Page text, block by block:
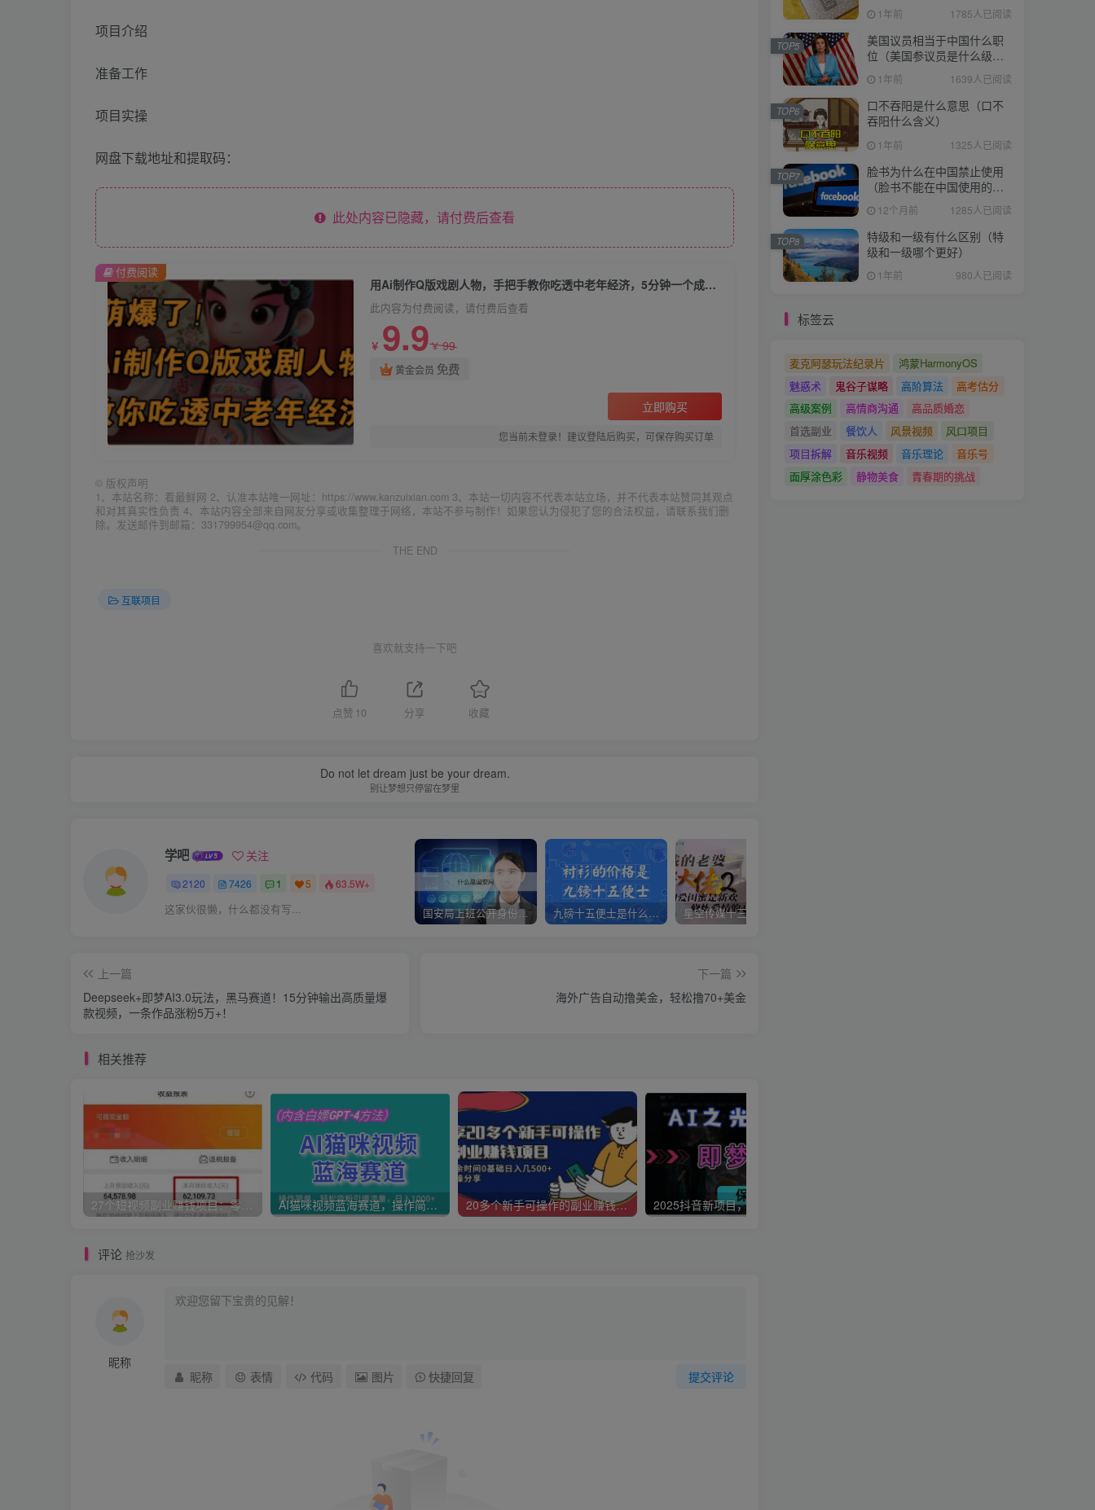
项目介绍
准备工作
项目实操
网盘下载地址和提取码：
此处内容已隐藏，请付费后查看
用Ai制作Q版戏剧人物，手把手教你吃透中老年经济，5分钟一个成品，多渠道变现
此内容为付费阅读，请付费后查看
￥ 9.9￥99
黄金会员 免费
立即购买
您当前未登录！建议登陆后购买，可保存购买订单
付费阅读
© 版权声明
1、本站名称：看最鲜网 2、认准本站唯一网址：https://www.kanzuixian.com 3、本站一切内容不代表本站立场，并不代表本站赞同其观点
和对其真实性负责 4、本站内容全部来自网友分享或收集整理于网络，本站不参与制作！如果您认为侵犯了您的合法权益，请联系我们删
除。发送邮件到邮箱：331799954@qq.com。
THE END
互联项目
喜欢就支持一下吧
点赞 10 分享 收藏
Do not let dream just be your dream.
别让梦想只停留在梦里
学吧 关注
2120 7426 1 5 63.5W+
这家伙很懒，什么都没有写... 国安局上班公开身份是什么（国安身份对家人保密吗） 九磅十五便士是什么意思（九磅十五便士是什么梗）
上一篇
Deepseek+即梦AI3.0玩法，黑马赛道！15分钟输出高质量爆
款视频，一条作品涨粉5万+！
下一篇
海外广告自动撸美金，轻松撸70+美金
相关推荐
AI猫咪视频蓝海赛道，操作简单日入1000+（内含白嫖GPT4方法） 20多个新手可操作的副业赚钱项目：业余时间0基础日入几500+实操分享
评论 抢沙发
昵称
提交评论
昵称 表情 代码 图片 快捷回复
1年前 1785人已阅读
美国议员相当于中国什么职
位（美国参议员是什么级
别）1年前 1639人已阅读
TOP5
口不吞阳是什么意思（口不
吞阳什么含义）
1年前 1325人已阅读
TOP6
脸书为什么在中国禁止使用
（脸书不能在中国使用的原
12个月前 1285人已阅读
TOP7
特级和一级有什么区别（特
级和一级哪个更好）
1年前 980人已阅读
TOP8
标签云
麦克阿瑟玩法纪录片
鸿蒙HarmonyOS
魅惑术
鬼谷子谋略 高阶算法
高考估分
高级案例
高情商沟通
高品质婚恋
首选副业
餐饮人 风景视频
风口项目
项目拆解
音乐视频 音乐理论
音乐号
面厚涂色彩
静物美食 青春期的挑战